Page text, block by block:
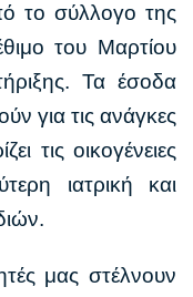
το σύλλογο της
του Μαρτίου
Τα έσοδα
για τις ανάγκες
τις οικογένειες
ιατρική και
μας στέλνουν